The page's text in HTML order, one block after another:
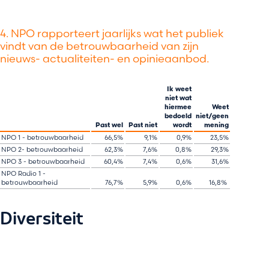
4. NPO rapporteert jaarlijks wat het publiek
vindt van de betrouwbaarheid van zijn
nieuws- actualiteiten- en opinieaanbod.
Past wel​ Past niet​
Ik weet
niet wat
hiermee
bedoeld
wordt​
Weet
niet/geen
mening​
NPO 1 - betrouwbaarheid​
66,5%​ 9,1%​ 0,9%​
23,5%​
NPO 2- betrouwbaarheid​
62,3%​ 7,6%​ 0,8%​
29,3%​
NPO 3 - betrouwbaarheid​
60,4%​ 7,4%​ 0,6%​
31,6%​
NPO Radio 1 -
betrouwbaarheid​
76,7%​ 5,9%​ 0,6%​ 16,8% ​
Diversiteit